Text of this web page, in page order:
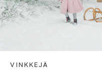
VINKKEJÄ